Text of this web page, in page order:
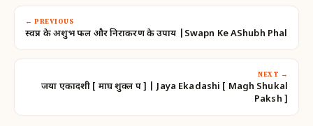
← PREVIOUS
स्वप्न के अशुभ फल और निराकरण के उपाय |Swapn Ke AShubh Phal
NEXT →
जया एकादशी [ माघ शुक्ल पक्ष ] | Jaya Ekadashi [ Magh Shukal
Paksh ]